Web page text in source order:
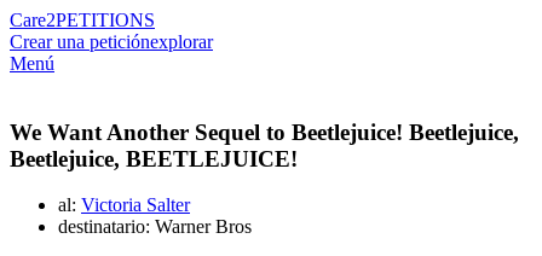
Care2PETITIONS
Crear una peticiónexplorar
Menú
We Want Another Sequel to Beetlejuice! Beetlejuice,
Beetlejuice, BEETLEJUICE!
al: Victoria Salter
destinatario: Warner Bros